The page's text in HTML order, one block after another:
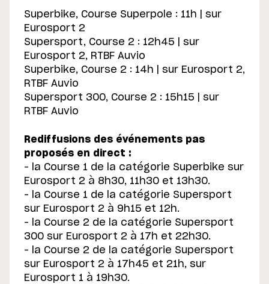
Superbike, Course Superpole : 11h | sur
Eurosport 2
Supersport, Course 2 : 12h45 | sur
Eurosport 2, RTBF Auvio
Superbike, Course 2 : 14h | sur Eurosport 2,
RTBF Auvio
Supersport 300, Course 2 : 15h15 | sur
RTBF Auvio
Rediffusions des événements pas
proposés en direct :
– la Course 1 de la catégorie Superbike sur
Eurosport 2 à 8h30, 11h30 et 13h30.
– la Course 1 de la catégorie Supersport
sur Eurosport 2 à 9h15 et 12h.
– la Course 2 de la catégorie Supersport
300 sur Eurosport 2 à 17h et 22h30.
– la Course 2 de la catégorie Supersport
sur Eurosport 2 à 17h45 et 21h, sur
Eurosport 1 à 19h30.